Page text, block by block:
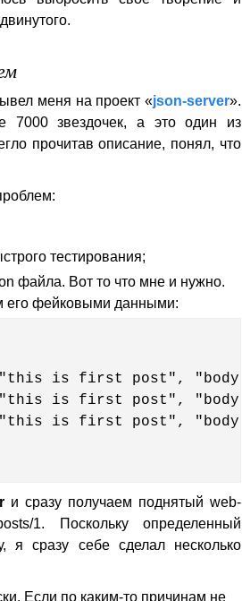
меня на проект «json-server».
7000 звездочек, а это один из
прочитав описание, понял, что
тестирования;
файла. Вот то что мне и нужно.
его фейковыми данными:
и сразу получаем поднятый web-
1. Поскольку определенный
я сразу себе сделал несколько
Если по каким-то причинам не